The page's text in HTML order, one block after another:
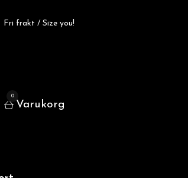
Fri frakt / Size you!
0
Varukorg